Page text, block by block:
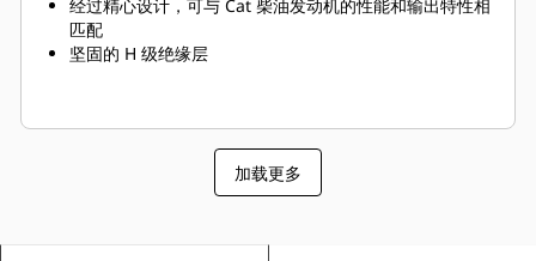
经过精心设计，可与 Cat 柴油发动机的性能和输出特性相
匹配
坚固的 H 级绝缘层
加载更多